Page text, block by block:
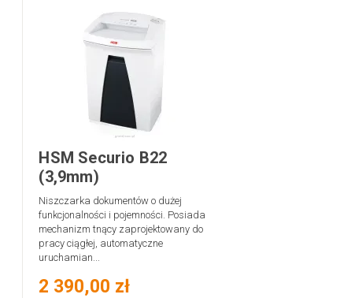
HSM Securio B22
(3,9mm)
Niszczarka dokumentów o dużej
funkcjonalności i pojemności. Posiada
mechanizm tnący zaprojektowany do
pracy ciągłej, automatyczne
uruchamian...
2 390,00 zł